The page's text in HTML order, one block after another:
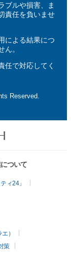
ブルや損害、ま
責任を負いませ
による結果につ
。
任で対応してく
Reserved.
ついて
ィ24」
）
策